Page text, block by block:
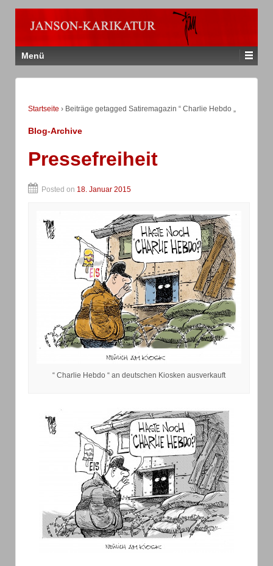
Menü
Startseite › Beiträge getagged Satiremagazin “ Charlie Hebdo „
Blog-Archive
Pressefreiheit
Posted on 18. Januar 2015
“ Charlie Hebdo “ an deutschen Kiosken ausverkauft